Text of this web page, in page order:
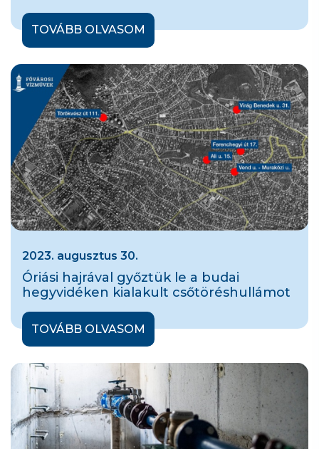
TOVÁBB OLVASOM
2023. augusztus 30.
Óriási hajrával győztük le a budai
hegyvidéken kialakult csőtöréshullámot
TOVÁBB OLVASOM